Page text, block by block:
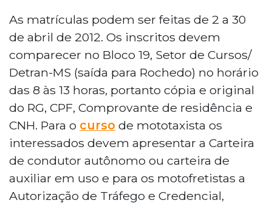
As matrículas podem ser feitas de 2 a 30
de abril de 2012. Os inscritos devem
comparecer no Bloco 19, Setor de Cursos/
Detran-MS (saída para Rochedo) no horário
das 8 às 13 horas, portanto cópia e original
do RG, CPF, Comprovante de residência e
CNH. Para o curso de mototaxista os
interessados devem apresentar a Carteira
de condutor autônomo ou carteira de
auxiliar em uso e para os motofretistas a
Autorização de Tráfego e Credencial,